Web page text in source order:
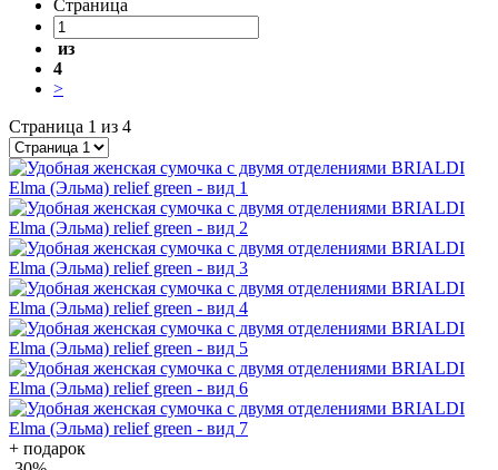
Страница
из
4
>
Страница 1 из 4
+ подарок